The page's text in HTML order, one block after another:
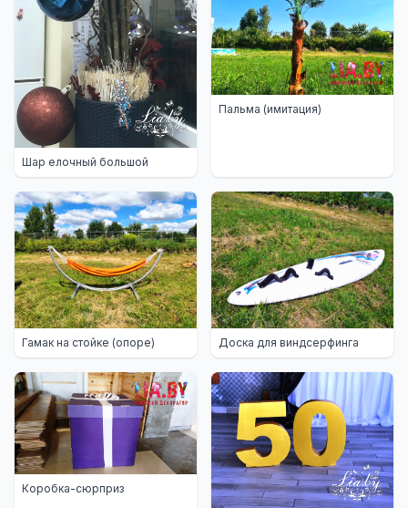
Шар елочный большой
Пальма (имитация)
Гамак на стойке (опоре) Доска для виндсерфинга
Коробка-сюрприз